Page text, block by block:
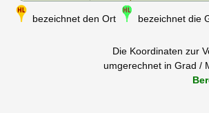
bezeichnet den Ort bezeichnet die
Die Koordinaten zur
umgerechnet in Grad /